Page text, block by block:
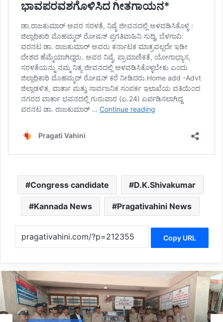
Congress candidate D.K.Shivakumar
Kannada News Pragativahini News
Copy URL
Belagavi News